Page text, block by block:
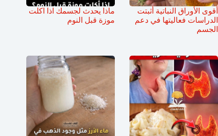
أقوى الأوراق النباتية أثبتت
الدراسات فعاليتها في دعم
الجسم
ماذا يحدث لجسمك اذا اكلت
موزة قبل النوم